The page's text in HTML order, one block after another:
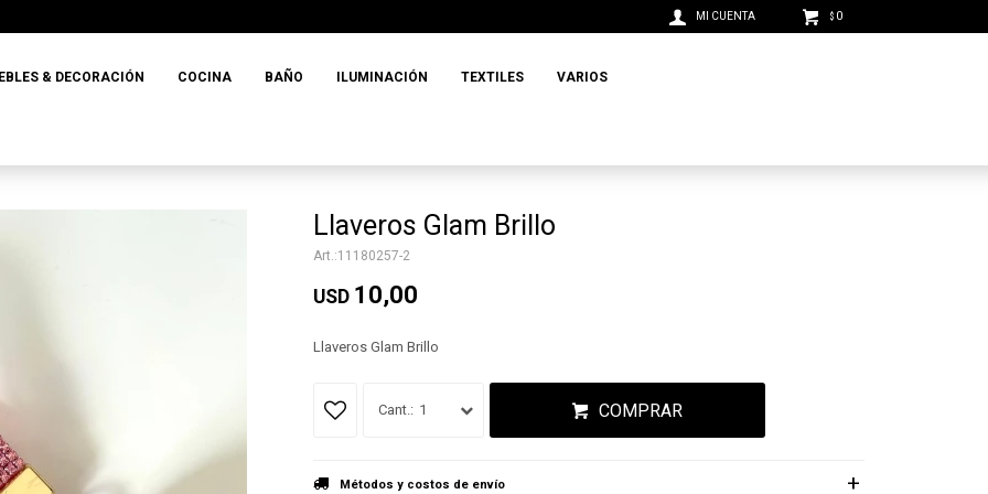
& DECORACIÓN COCINA BAÑO ILUMINACIÓN TEXTILES VARIOS
$ 0
Llaveros Glam Brillo
11180257-2
USD 10,00
Llaveros Glam Brillo
1 COMPRAR
Métodos y costos de envío